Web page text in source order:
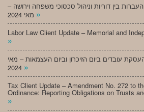
בין דוריות וניהול סכסוכי משפחה וירושה –
»
Labor Law Client Update – Memorial and
»
עובדים ביום הזיכרון וביום העצמאות – מאי
»
Tax Client Update – Amendment No. 272 to
Ordinance: Reporting Obligations on Trusts
»